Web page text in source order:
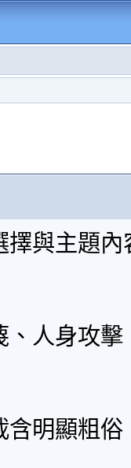
擇與主題
、人身攻
含明顯粗